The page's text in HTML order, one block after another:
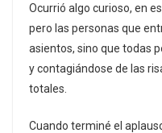
Ocurrió algo curioso, en
pero las personas que
asientos, sino que todas
y contagiándose de las
totales.
Cuando terminé el